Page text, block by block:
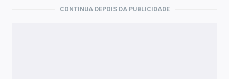
CONTINUA DEPOIS DA PUBLICIDADE